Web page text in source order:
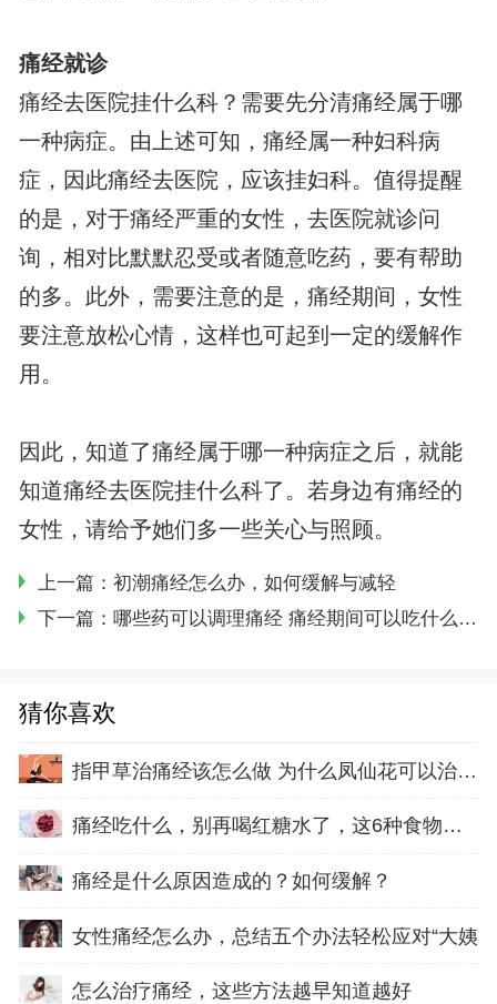
痛经就诊
痛经去医院挂什么科？需要先分清痛经属于哪
一种病症。由上述可知，痛经属一种妇科病
症，因此痛经去医院，应该挂妇科。值得提醒
的是，对于痛经严重的女性，去医院就诊问
询，相对比默默忍受或者随意吃药，要有帮助
的多。此外，需要注意的是，痛经期间，女性
要注意放松心情，这样也可起到一定的缓解作
用。
因此，知道了痛经属于哪一种病症之后，就能
知道痛经去医院挂什么科了。若身边有痛经的
女性，请给予她们多一些关心与照顾。
上一篇： 初潮痛经怎么办，如何缓解与减轻
下一篇： 哪些药可以调理痛经 痛经期间可以吃什么药和注意事项
猜你喜欢
指甲草治痛经该怎么做 为什么凤仙花可以治疗痛
痛经吃什么，别再喝红糖水了，这6种食物帮你缓
痛经是什么原因造成的？如何缓解？
女性痛经怎么办，总结五个办法轻松应对“大姨
怎么治疗痛经，这些方法越早知道越好